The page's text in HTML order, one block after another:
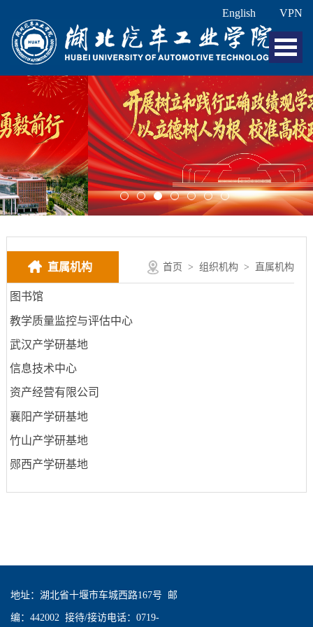
English VPN
直属机构 首页 > 组织机构 > 直属机构
图书馆
教学质量监控与评估中心
武汉产学研基地
信息技术中心
资产经营有限公司
襄阳产学研基地
竹山产学研基地
郧西产学研基地
地址：湖北省十堰市车城西路167号 邮
编：442002 接待/接访电话：0719-